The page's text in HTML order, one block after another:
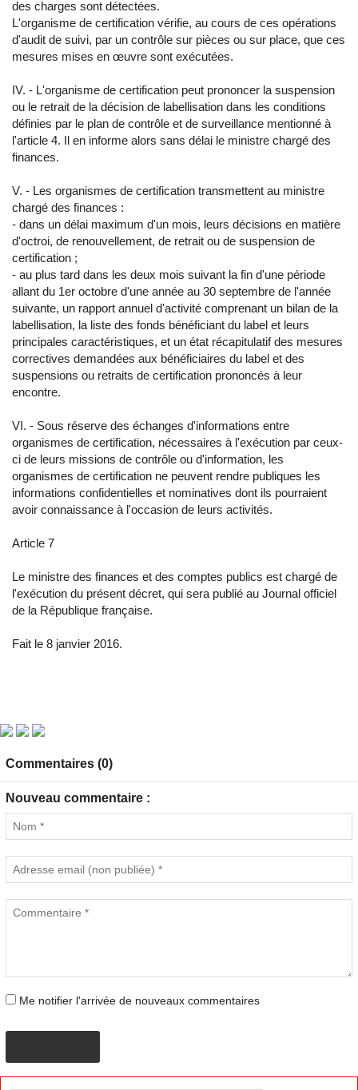
des charges sont détectées.
L'organisme de certification vérifie, au cours de ces opérations
d'audit de suivi, par un contrôle sur pièces ou sur place, que ces
mesures mises en œuvre sont exécutées.
IV. - L'organisme de certification peut prononcer la suspension
ou le retrait de la décision de labellisation dans les conditions
définies par le plan de contrôle et de surveillance mentionné à
l'article 4. Il en informe alors sans délai le ministre chargé des
finances.
V. - Les organismes de certification transmettent au ministre
chargé des finances :
- dans un délai maximum d'un mois, leurs décisions en matière
d'octroi, de renouvellement, de retrait ou de suspension de
certification ;
- au plus tard dans les deux mois suivant la fin d'une période
allant du 1er octobre d'une année au 30 septembre de l'année
suivante, un rapport annuel d'activité comprenant un bilan de la
labellisation, la liste des fonds bénéficiant du label et leurs
principales caractéristiques, et un état récapitulatif des mesures
correctives demandées aux bénéficiaires du label et des
suspensions ou retraits de certification prononcés à leur
encontre.
VI. - Sous réserve des échanges d'informations entre
organismes de certification, nécessaires à l'exécution par ceux-
ci de leurs missions de contrôle ou d'information, les
organismes de certification ne peuvent rendre publiques les
informations confidentielles et nominatives dont ils pourraient
avoir connaissance à l'occasion de leurs activités.
Article 7
Le ministre des finances et des comptes publics est chargé de
l'exécution du présent décret, qui sera publié au Journal officiel
de la République française.
Fait le 8 janvier 2016.
Commentaires (0)
Nouveau commentaire :
Me notifier l'arrivée de nouveaux commentaires